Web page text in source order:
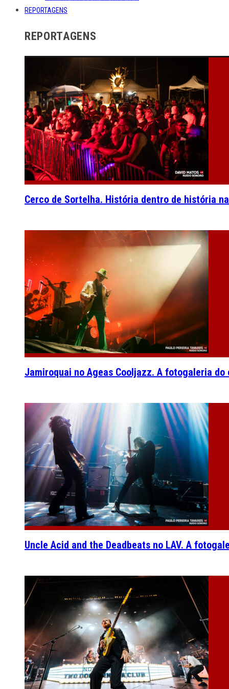
REPORTAGENS
REPORTAGENS
Cerco de Sortelha. História dentro de história
Jamiroquai no Ageas Cooljazz. A fotogaleria do
Uncle Acid and the Deadbeats no LAV. A